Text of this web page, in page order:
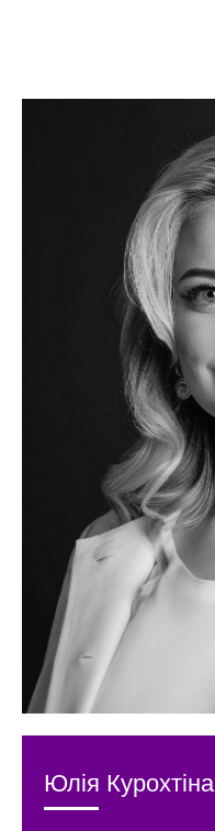
Юлія Курохтіна